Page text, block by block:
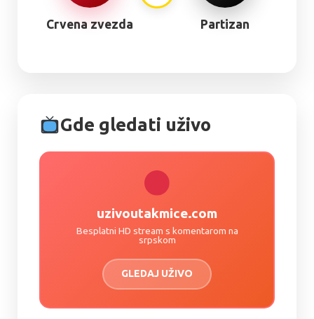
Crvena zvezda Partizan
Gde gledati uživo
uzivoutakmice.com
Besplatni HD stream s komentarom na
srpskom
GLEDAJ UŽIVO